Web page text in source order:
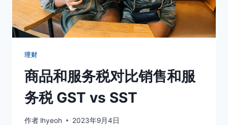
们
做
家
理财
商品和服务税对比销售和服
务税 GST vs SST
作者 lhyeoh 2023年9月4日